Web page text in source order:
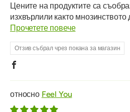
Цените на продуктите са
изхвърлили както мнозинството
Прочетете повече
Отзив събрал чрез покана за магазин
Feel You